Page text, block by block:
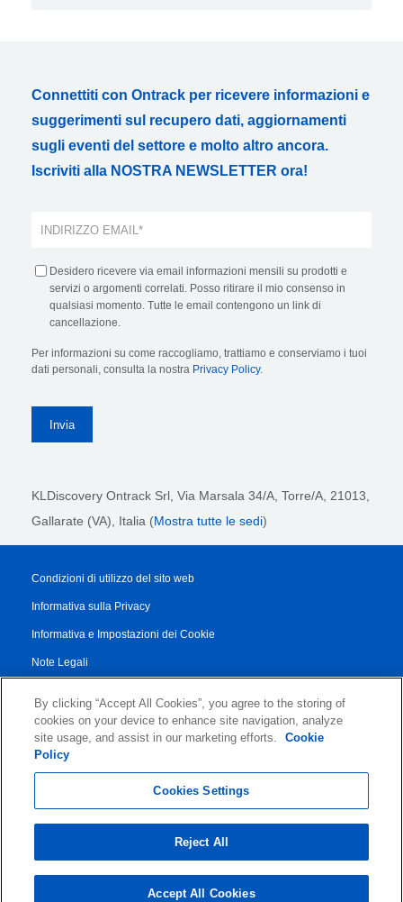
Connettiti con Ontrack per ricevere informazioni e
suggerimenti sul recupero dati, aggiornamenti
sugli eventi del settore e molto altro ancora.
Iscriviti alla NOSTRA NEWSLETTER ora!
Desidero ricevere via email informazioni mensili su prodotti e
servizi o argomenti correlati. Posso ritirare il mio consenso in
qualsiasi momento. Tutte le email contengono un link di
cancellazione.
Per informazioni su come raccogliamo, trattiamo e conserviamo i tuoi
dati personali, consulta la nostra Privacy Policy.
KLDiscovery Ontrack Srl, Via Marsala 34/A, Torre/A, 21013,
Gallarate (VA), Italia (Mostra tutte le sedi)
Condizioni di utilizzo del sito web
Informativa sulla Privacy
Informativa e Impostazioni dei Cookie
Note Legali
Termini di Servizio
Accordo di Collaborazione con i Partner
By clicking “Accept All Cookies”, you agree to the storing of
cookies on your device to enhance site navigation, analyze
site usage, and assist in our marketing efforts.
Cookie
Policy
Cookies Settings
Reject All
Accept All Cookies